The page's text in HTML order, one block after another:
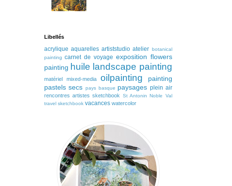
Libellés
acrylique aquarelles artiststudio atelier botanical
painting carnet de voyage exposition flowers
painting huile landscape painting
matériel mixed-media oilpainting
painting
pastels secs pays basque paysages plein air
rencontres artistes sketchbook
St Antonin Noble Val
travel sketchbook vacances watercolor